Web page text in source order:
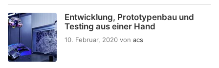
Entwicklung, Prototypenbau und
Testing aus einer Hand
10. Februar, 2020 von acs